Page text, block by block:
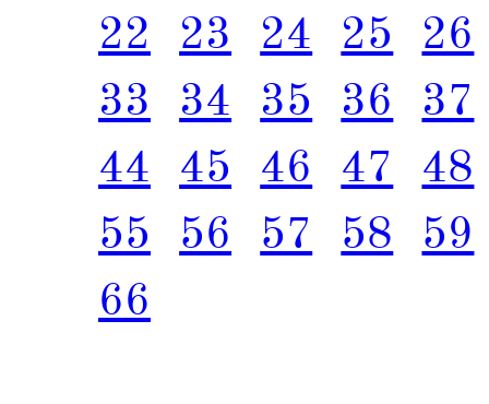
22
23 24 25
26
33
34 35 36
37
44 45 46 47
48
55
56 57 58
59
66